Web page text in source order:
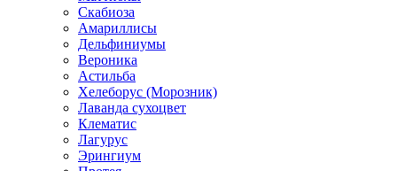
Скабиоза
Амариллисы
Дельфиниумы
Вероника
Астильба
Хелеборус (Морозник)
Лаванда сухоцвет
Клематис
Лагурус
Эрингиум